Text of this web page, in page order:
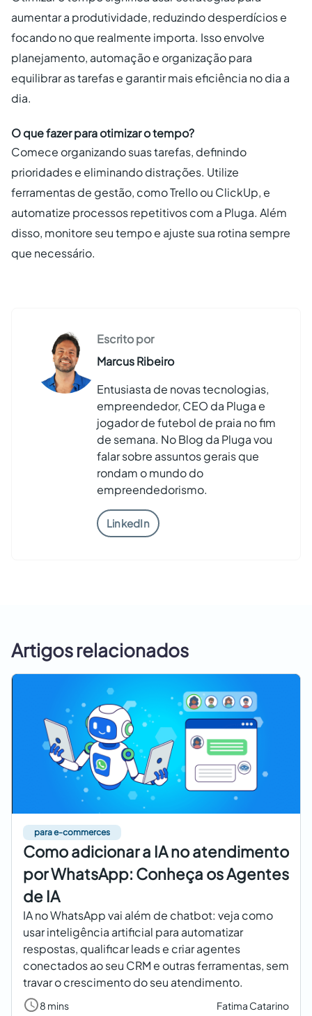
aumentar a produtividade, reduzindo desperdícios e
focando no que realmente importa. Isso envolve
planejamento, automação e organização para
equilibrar as tarefas e garantir mais eficiência no dia a
dia.
O que fazer para otimizar o tempo?
Comece organizando suas tarefas, definindo
prioridades e eliminando distrações. Utilize
ferramentas de gestão, como Trello ou ClickUp, e
automatize processos repetitivos com a Pluga. Além
disso, monitore seu tempo e ajuste sua rotina sempre
que necessário.
Escrito por
Marcus Ribeiro
Entusiasta de novas tecnologias,
empreendedor, CEO da Pluga e
jogador de futebol de praia no fim
de semana. No Blog da Pluga vou
falar sobre assuntos gerais que
rondam o mundo do
empreendedorismo.
LinkedIn
Artigos relacionados
para e-commerces
Como adicionar a IA no atendimento
por WhatsApp: Conheça os Agentes
de IA
IA no WhatsApp vai além de chatbot: veja como
usar inteligência artificial para automatizar
respostas, qualificar leads e criar agentes
conectados ao seu CRM e outras ferramentas, sem
travar o crescimento do seu atendimento.
8 mins Fatima Catarino